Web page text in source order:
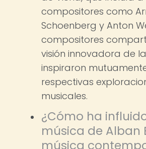
compositores como
Schoenberg y Anton
compositores
visión innovadora de
inspiraron
respectivas
musicales.
¿Cómo ha
música de Alban
música